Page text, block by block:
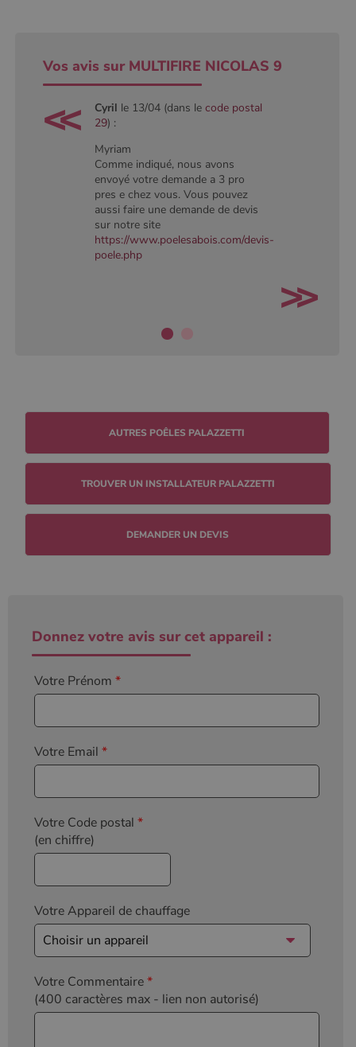
Vos avis sur MULTIFIRE NICOLAS 9
Cyril le 13/04 (dans le code postal
29) :
Myriam
Comme indiqué, nous avons
envoyé votre demande a 3 pro
pres e chez vous. Vous pouvez
aussi faire une demande de devis
sur notre site
https://www.poelesabois.com/devis-
poele.php
TROUVER UN INSTALLATEUR PALAZZETTI
DEMANDER UN DEVIS
Donnez votre avis sur cet appareil :
Votre Prénom *
Votre Email *
Votre Code postal *
(en chiffre)
Votre Appareil de chauffage
Votre Commentaire*
(400 caractères max - lien non autorisé)